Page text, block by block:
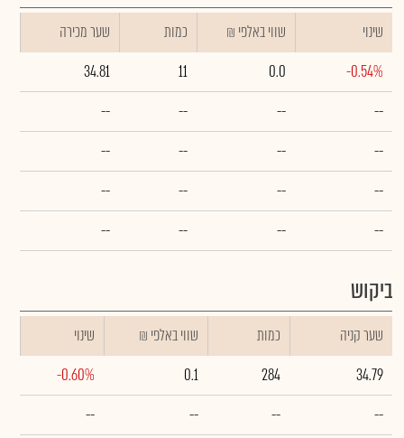
שינוי ₪ שווי באלפי כמות
שער מכירה
-0.54%
0.0
11
34.81
--
--
--
--
--
--
--
--
--
--
--
--
--
--
--
--
ביקוש
שער קניה כמות ₪ שווי באלפי
שינוי
34.79
284
0.1
-0.60%
--
--
--
--